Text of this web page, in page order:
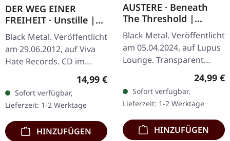
DER WEG EINER
FREIHEIT · Unstille |
CD
Black Metal. Veröffentlicht
am 29.06.2012, auf Viva
Hate Records. CD im
Jewelcase. "Unstille" von
Der Weg Einer Freiheit ist
eine meisterhafte…
Regulärer Preis:
14,99 €
Sofort verfügbar,
Lieferzeit: 1-2 Werktage
HINZUFÜGEN
AUSTERE · Beneath
The Threshold |
TRANSPARENT PETROL
LP
Black Metal. Veröffentlicht
am 05.04.2024, auf Lupus
Lounge. Transparent
petrolfarbenes Bio-Vinyl
im Gatefold-Cover mit
Insert, gefütterter…
24,99 €
Sofort verfügbar,
Lieferzeit: 1-2 Werktage
HINZUFÜGEN